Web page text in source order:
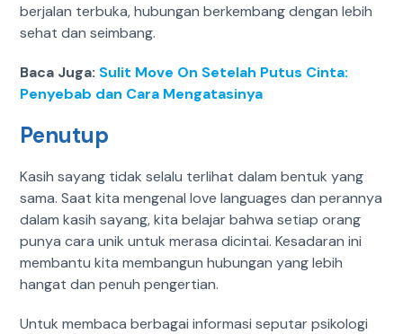
berjalan terbuka, hubungan berkembang dengan lebih
sehat dan seimbang.
Baca Juga: Sulit Move On Setelah Putus Cinta:
Penyebab dan Cara Mengatasinya
Penutup
Kasih sayang tidak selalu terlihat dalam bentuk yang
sama. Saat kita mengenal love languages dan perannya
dalam kasih sayang, kita belajar bahwa setiap orang
punya cara unik untuk merasa dicintai. Kesadaran ini
membantu kita membangun hubungan yang lebih
hangat dan penuh pengertian.
Untuk membaca berbagai informasi seputar psikologi